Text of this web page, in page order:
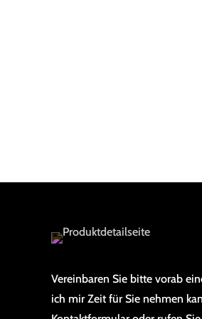
Vereinbaren Sie bitte vorab
ich mir Zeit für Sie nehmen